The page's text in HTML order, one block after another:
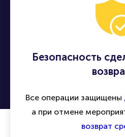
Безопасность
Все операции защищены
а при отмене
возврат